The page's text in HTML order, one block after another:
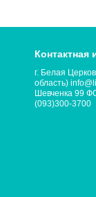
г. Белая
область)
Шевченка 99
(093)300-3700